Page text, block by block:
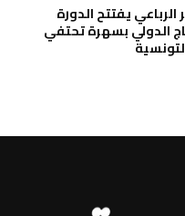
يفتتح الدورة
الدولي بسهرة تحتفي